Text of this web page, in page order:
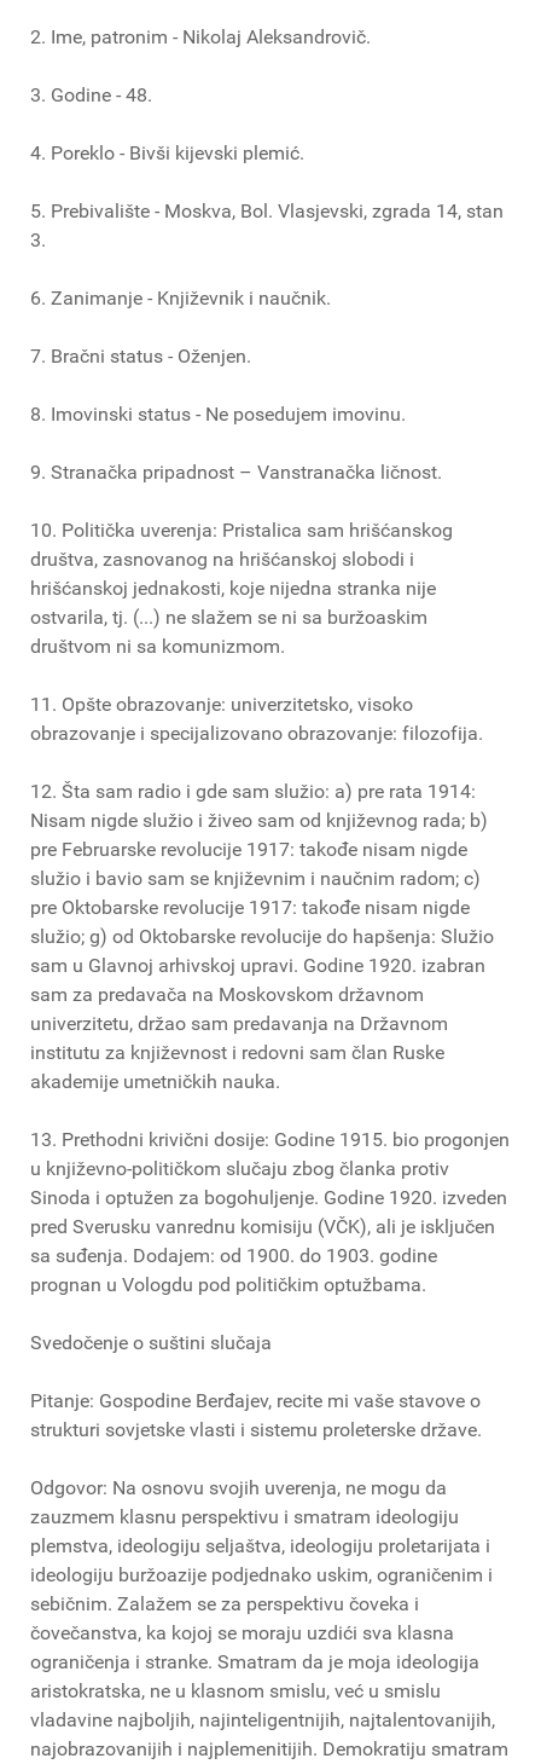
2. Ime, patronim - Nikolaj Aleksandrovič.
3. Godine - 48.
4. Poreklo - Bivši kijevski plemić.
5. Prebivalište - Moskva, Bol. Vlasjevski, zgrada 14, stan
3.
6. Zanimanje - Književnik i naučnik.
7. Bračni status - Oženjen.
8. Imovinski status - Ne posedujem imovinu.
9. Stranačka pripadnost – Vanstranačka ličnost.
10. Politička uverenja: Pristalica sam hrišćanskog
društva, zasnovanog na hrišćanskoj slobodi i
hrišćanskoj jednakosti, koje nijedna stranka nije
ostvarila, tj. (...) ne slažem se ni sa buržoaskim
društvom ni sa komunizmom.
11. Opšte obrazovanje: univerzitetsko, visoko
obrazovanje i specijalizovano obrazovanje: filozofija.
12. Šta sam radio i gde sam služio: a) pre rata 1914:
Nisam nigde služio i živeo sam od književnog rada; b)
pre Februarske revolucije 1917: takođe nisam nigde
služio i bavio sam se književnim i naučnim radom; c)
pre Oktobarske revolucije 1917: takođe nisam nigde
služio; g) od Oktobarske revolucije do hapšenja: Služio
sam u Glavnoj arhivskoj upravi. Godine 1920. izabran
sam za predavača na Moskovskom državnom
univerzitetu, držao sam predavanja na Državnom
institutu za književnost i redovni sam član Ruske
akademije umetničkih nauka.
13. Prethodni krivični dosije: Godine 1915. bio progonjen
u književno-političkom slučaju zbog članka protiv
Sinoda i optužen za bogohuljenje. Godine 1920. izveden
pred Sverusku vanrednu komisiju (VČK), ali je isključen
sa suđenja. Dodajem: od 1900. do 1903. godine
prognan u Vologdu pod političkim optužbama.
Svedočenje o suštini slučaja
Pitanje: Gospodine Berđajev, recite mi vaše stavove o
strukturi sovjetske vlasti i sistemu proleterske države.
Odgovor: Na osnovu svojih uverenja, ne mogu da
zauzmem klasnu perspektivu i smatram ideologiju
plemstva, ideologiju seljaštva, ideologiju proletarijata i
ideologiju buržoazije podjednako uskim, ograničenim i
sebičnim. Zalažem se za perspektivu čoveka i
čovečanstva, ka kojoj se moraju uzdići sva klasna
ograničenja i stranke. Smatram da je moja ideologija
aristokratska, ne u klasnom smislu, već u smislu
vladavine najboljih, najinteligentnijih, najtalentovanijih,
najobrazovanijih i najplemenitijih. Demokratiju smatram